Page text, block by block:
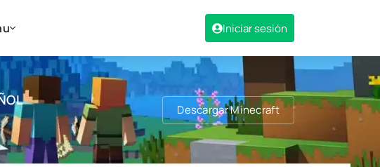
Iniciar sesión
Descargar Minecraft